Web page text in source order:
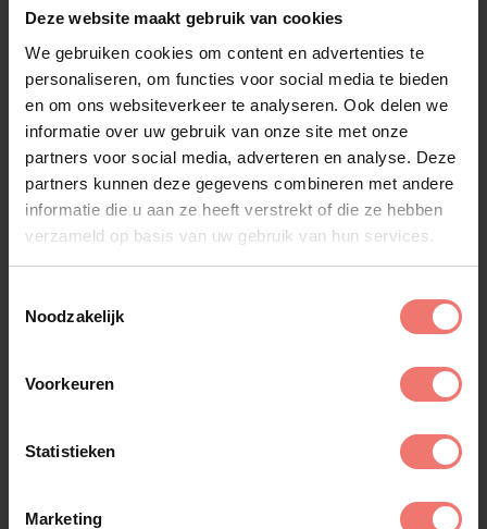
Deze website maakt gebruik van cookies
We gebruiken cookies om content en advertenties te
personaliseren, om functies voor social media te bieden
en om ons websiteverkeer te analyseren. Ook delen we
informatie over uw gebruik van onze site met onze
partners voor social media, adverteren en analyse. Deze
partners kunnen deze gegevens combineren met andere
informatie die u aan ze heeft verstrekt of die ze hebben
verzameld op basis van uw gebruik van hun services.
Noodzakelijk
Voorkeuren
Statistieken
Marketing
Kun je Likke Pehp ook boeken met een
volledig artiestenprogramma erbij?
Is de hit ‘De tent moet op zijn kop’ van
Likke Pehp ook beschikbaar in het
Nederlands?
Waarom Likke Pehp boeken via Lukassen
Likke Pehp is exclusief te boeken bij Lukassen!